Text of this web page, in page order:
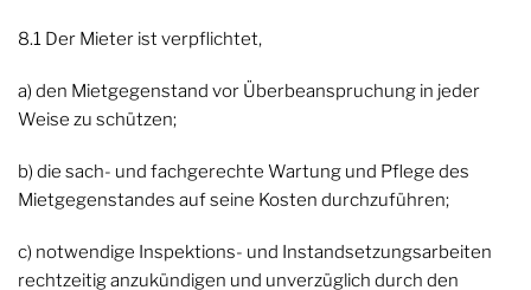
8.1 Der Mieter ist verpflichtet,
a) den Mietgegenstand vor Überbeanspruchung in jeder
Weise zu schützen;
b) die sach- und fachgerechte Wartung und Pflege des
Mietgegenstandes auf seine Kosten durchzuführen;
c) notwendige Inspektions- und Instandsetzungsarbeiten
rechtzeitig anzukündigen und unverzüglich durch den